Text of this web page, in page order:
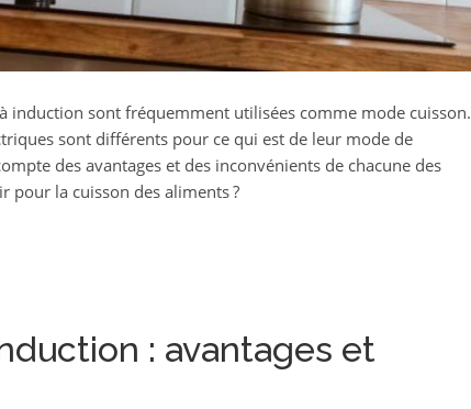
induction sont fréquemment utilisées comme mode cuisson.
sont différents pour ce qui est de leur mode de
des avantages et des inconvénients de chacune des
pour la cuisson des aliments ?
: avantages et